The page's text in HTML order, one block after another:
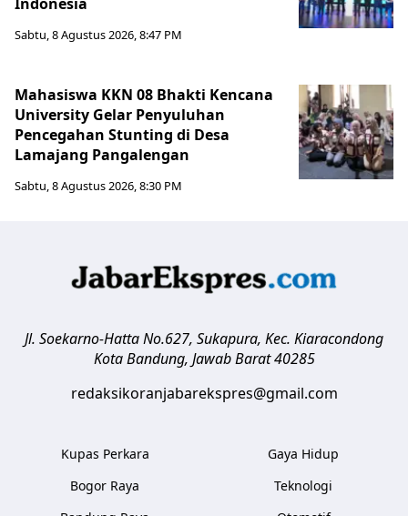
Indonesia
Sabtu, 8 Agustus 2026, 8:47 PM
Mahasiswa KKN 08 Bhakti Kencana
University Gelar Penyuluhan
Pencegahan Stunting di Desa
Lamajang Pangalengan
Sabtu, 8 Agustus 2026, 8:30 PM
Jl. Soekarno-Hatta No.627, Sukapura, Kec. Kiaracondong
Kota Bandung, Jawab Barat 40285
redaksikoranjabarekspres@gmail.com
Kupas Perkara
Bogor Raya
Gaya Hidup
Teknologi